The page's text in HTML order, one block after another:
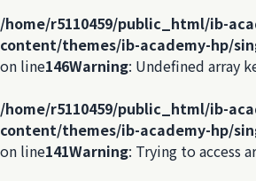
/home/r5110459/public_html/ib-
content/themes/ib-academy-hp/
on line146Warning: Undefined array
/home/r5110459/public_html/ib-
content/themes/ib-academy-hp/
on line141Warning: Trying to access